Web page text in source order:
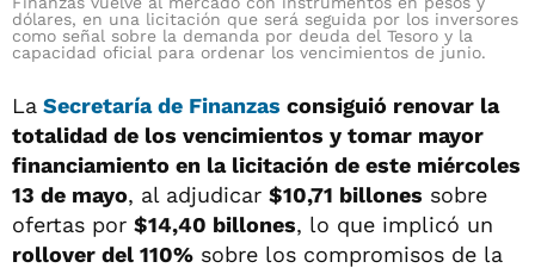
dólares, en una licitación que será seguida por los inversores
como señal sobre la demanda por deuda del Tesoro y la
capacidad oficial para ordenar los vencimientos de junio.
La Secretaría de Finanzas consiguió renovar la
totalidad de los vencimientos y tomar mayor
financiamiento en la licitación de este miércoles
13 de mayo, al adjudicar $10,71 billones sobre
ofertas por $14,40 billones, lo que implicó un
rollover del 110% sobre los compromisos de la